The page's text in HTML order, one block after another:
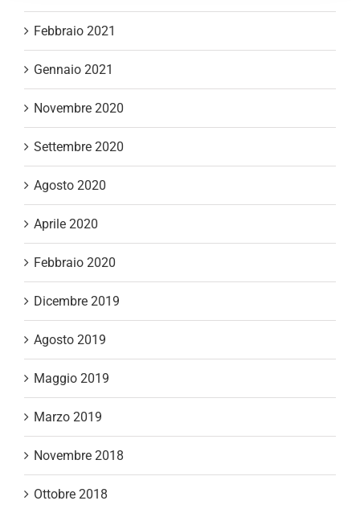
Febbraio 2021
Gennaio 2021
Novembre 2020
Settembre 2020
Agosto 2020
Aprile 2020
Febbraio 2020
Dicembre 2019
Agosto 2019
Maggio 2019
Marzo 2019
Novembre 2018
Ottobre 2018